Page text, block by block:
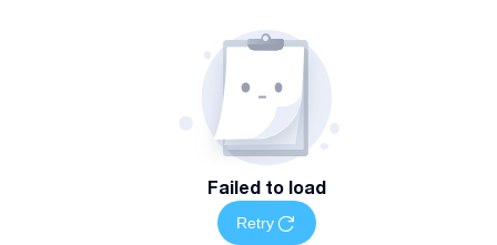
Failed to load
Retry